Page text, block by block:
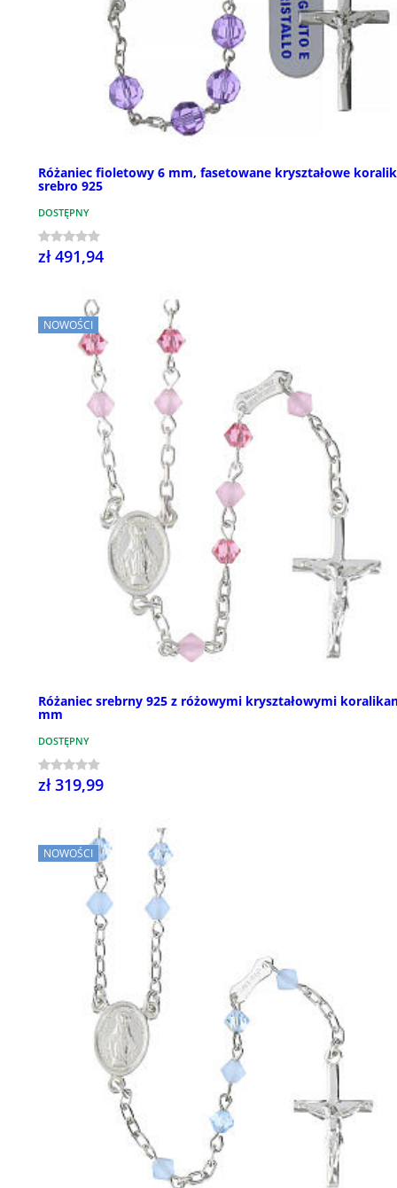
Różaniec fioletowy 6 mm, fasetowane kryształowe
srebro 925
DOSTĘPNY
zł 491,94
NOWOŚCI
Różaniec srebrny 925 z różowymi kryształowymi
mm
DOSTĘPNY
zł 319,99
NOWOŚCI